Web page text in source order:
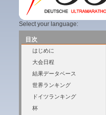
Select your language:
目次
はじめに
大会日程
結果データベース
世界ランキング
ドイツランキング
杯